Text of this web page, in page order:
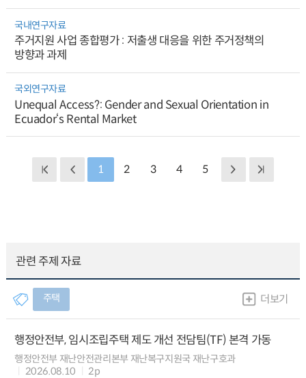
국내연구자료
주거지원 사업 종합평가 : 저출생 대응을 위한 주거정책의
방향과 과제
국외연구자료
Unequal Access?: Gender and Sexual Orientation in
Ecuador‘s Rental Market
1 2 3 4 5
관련 주제 자료
주택 더보기
행정안전부, 임시조립주택 제도 개선 전담팀(TF) 본격 가동
행정안전부 재난안전관리본부 재난복구지원국 재난구호과
2026.08.10
2p